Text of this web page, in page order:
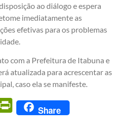
ao diálogo e espera
imediatamente as
efetivas para os problemas
com a Prefeitura de Itabuna e
atualizada para acrescentar as
caso ela se manifeste.
PrintFriendly
Share